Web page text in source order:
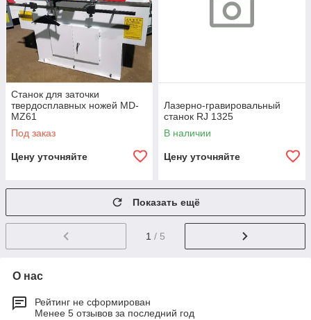
Станок для заточки
твердосплавных ножей MD-
MZ61
Под заказ
Цену уточняйте
Лазерно-гравировальный
станок RJ 1325
В наличии
Цену уточняйте
Показать ещё
1 / 5
О нас
Рейтинг не сформирован
Менее 5 отзывов за последний год